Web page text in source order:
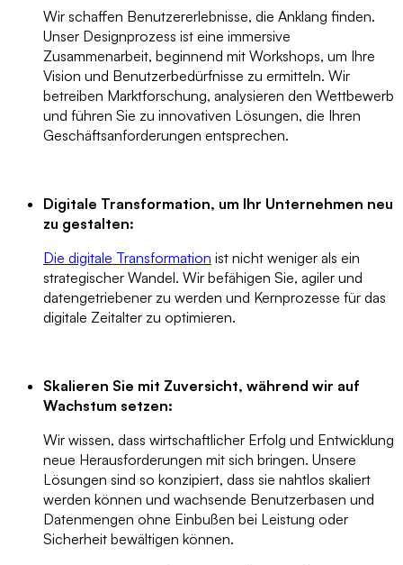
Wir schaffen Benutzererlebnisse, die Anklang finden.
Unser Designprozess ist eine immersive
Zusammenarbeit, beginnend mit Workshops, um Ihre
Vision und Benutzerbedürfnisse zu ermitteln. Wir
betreiben Marktforschung, analysieren den Wettbewerb
und führen Sie zu innovativen Lösungen, die Ihren
Geschäftsanforderungen entsprechen.
Digitale Transformation, um Ihr Unternehmen neu
zu gestalten:
Die digitale Transformation ist nicht weniger als ein
strategischer Wandel. Wir befähigen Sie, agiler und
datengetriebener zu werden und Kernprozesse für das
digitale Zeitalter zu optimieren.
Skalieren Sie mit Zuversicht, während wir auf
Wachstum setzen:
Wir wissen, dass wirtschaftlicher Erfolg und Entwicklung
neue Herausforderungen mit sich bringen. Unsere
Lösungen sind so konzipiert, dass sie nahtlos skaliert
werden können und wachsende Benutzerbasen und
Datenmengen ohne Einbußen bei Leistung oder
Sicherheit bewältigen können.